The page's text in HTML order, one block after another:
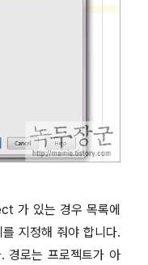
가 있는 경우 목록에
지정해 줘야 합니다.
. 경로는 프로젝트가 아